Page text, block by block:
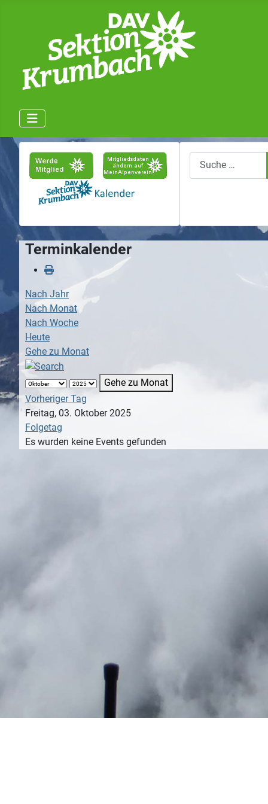
Terminkalender
Nach Jahr
Nach Monat
Nach Woche
Heute
Gehe zu Monat
Gehe zu Monat
Vorheriger Tag
Freitag, 03. Oktober 2025
Folgetag
Es wurden keine Events gefunden